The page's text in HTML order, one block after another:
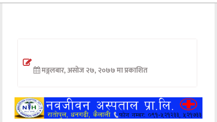
अन्तर्वार्ता
खेलकुद
मनोरञ्जन
मङ्गलबार, असोज २७, २०७७ मा प्रकाशित